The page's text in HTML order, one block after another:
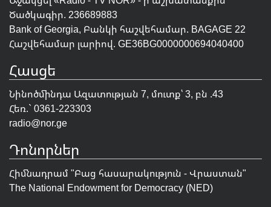
Ծածկագիր. 236689883
Bank of Georgia, Բանկի հաշվեհամար. BAGAGE 22
Հաշվեհամար լարիով. GE36BG0000000694040400
Հասցե
Նինոծմինդա Ազատության 7, մուտք՝ 3, բն .43
Հեռ.` 0361-223303
radio@nor.ge
Դոնորներ
Հիմնադրամ "Բաց հասարակություն - Վրաստան"
The National Endowment for Democracy (NED)